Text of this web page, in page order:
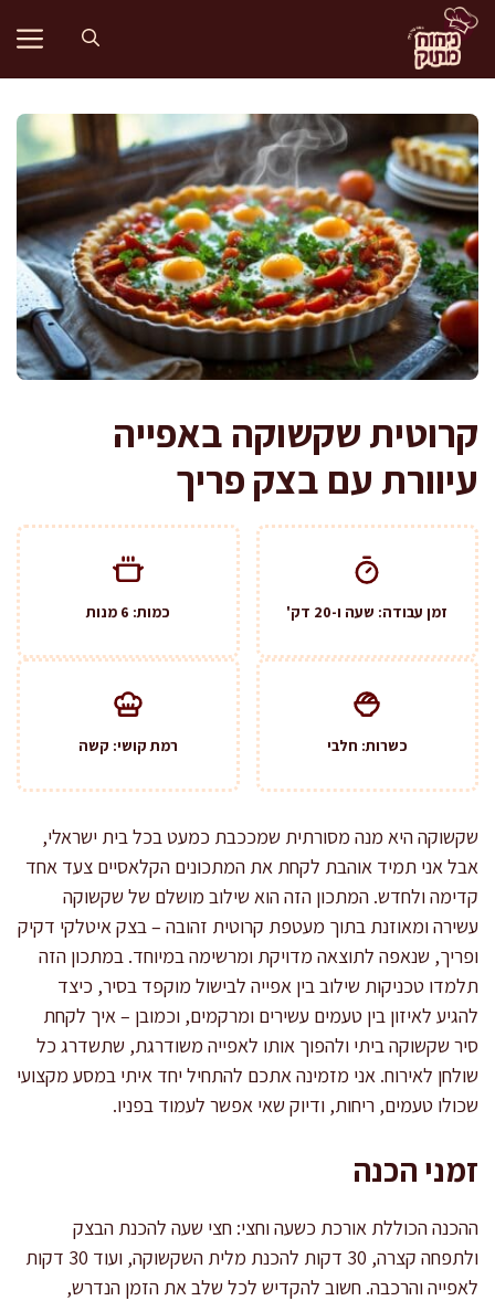
לדלג
לתוכן
קרוטית שקשוקה באפייה
עיוורת עם בצק פריך
זמן עבודה: שעה ו-20 דק' כמות: 6 מנות
כשרות: חלבי רמת קושי: קשה
שקשוקה היא מנה מסורתית שמככבת כמעט בכל בית ישראלי,
אבל אני תמיד אוהבת לקחת את המתכונים הקלאסיים צעד אחד
קדימה ולחדש. המתכון הזה הוא שילוב מושלם של שקשוקה
עשירה ומאוזנת בתוך מעטפת קרוטית זהובה – בצק איטלקי דקיק
ופריך, שנאפה לתוצאה מדויקת ומרשימה במיוחד. במתכון הזה
תלמדו טכניקות שילוב בין אפייה לבישול מוקפד בסיר, כיצד
להגיע לאיזון בין טעמים עשירים ומרקמים, וכמובן – איך לקחת
סיר שקשוקה ביתי ולהפוך אותו לאפייה משודרגת, שתשדרג כל
שולחן לאירוח. אני מזמינה אתכם להתחיל יחד איתי במסע מקצועי
שכולו טעמים, ריחות, ודיוק שאי אפשר לעמוד בפניו.
זמני הכנה
ההכנה הכוללת אורכת כשעה וחצי: חצי שעה להכנת הבצק
ולתפחה קצרה, 30 דקות להכנת מלית השקשוקה, ועוד 30 דקות
לאפייה והרכבה. חשוב להקדיש לכל שלב את הזמן הנדרש,